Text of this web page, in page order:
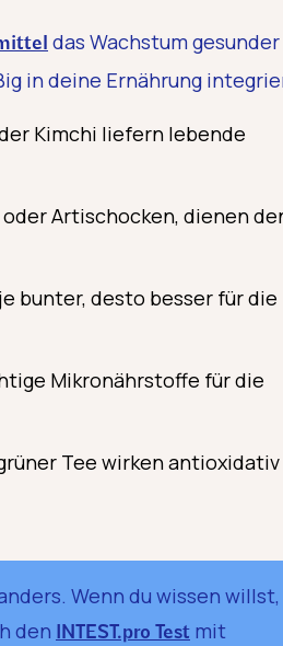
das Wachstum gesunder
in deine Ernährung
Kimchi liefern lebende
Artischocken, dienen
bunter, desto besser für die
Mikronährstoffe für die
Tee wirken antioxidativ
Wenn du wissen willst,
den INTEST.pro Test mit